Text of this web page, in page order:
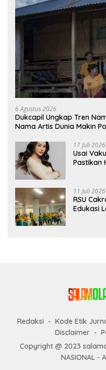
6 Agustus 2026
Dukcapil Ungkap Tren
Nama Artis Dunia Makin
17 Juli 2026
Usai
Pastikan
11 Juli 2026
RSU
Edukasi
Redaksi Kode Etik
Disclaimer
Copyright @ 2023
NASIONAL -